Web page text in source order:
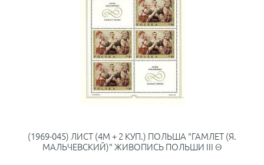
(1969-045) ЛИСТ (4М + 2 КУП.) ПОЛЬША "ГАМЛЕТ (Я.
МАЛЬЧЕВСКИЙ)" ЖИВОПИСЬ ПОЛЬШИ III Θ